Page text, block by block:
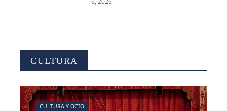
CULTURA
CULTURA Y OCIO